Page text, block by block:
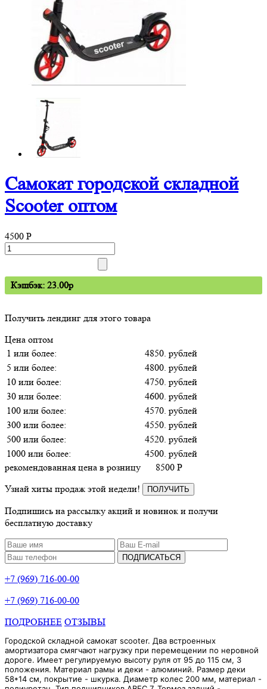
Самокат городской складной
Scooter оптом
4500 P
Кэшбэк: 23.00p
Получить лендинг для этого товара
Цена оптом
1 или более:
4850. рублей
5 или более:
4800. рублей
10 или более:
4750. рублей
30 или более:
4600. рублей
100 или более:
4570. рублей
300 или более:
4550. рублей
500 или более:
4520. рублей
1000 или более:
4500. рублей
рекомендованная цена в розницу
8500 P
Узнай хиты продаж этой недели!
ПОЛУЧИТЬ
Подпишись на рассылку акций и новинок и получи
бесплатную доставку
ПОДПИСАТЬСЯ
+7 (969) 716-00-00
+7 (969) 716-00-00
ПОДРОБНЕЕ ОТЗЫВЫ
Городской складной самокат scooter. Два встроенных
амортизатора смягчают нагрузку при перемещении по неровной
дороге. Имеет регулируемую высоту руля от 95 до 115 см, 3
положения. Материал рамы и деки - алюминий. Размер деки
58*14 см, покрытие - шкурка. Диаметр колес 200 мм, материал -